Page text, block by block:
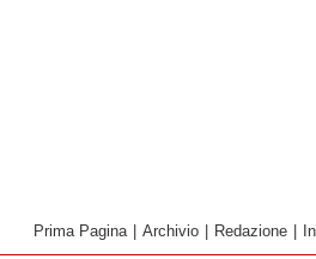
Prima Pagina | Archivio | Redazione |